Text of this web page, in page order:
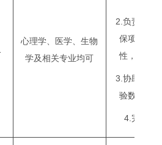
心理学、医学、生物
学及相关专业均可
2.负责项目
保项目收
性，并按
3.协助团队
验数据采
4.完成团